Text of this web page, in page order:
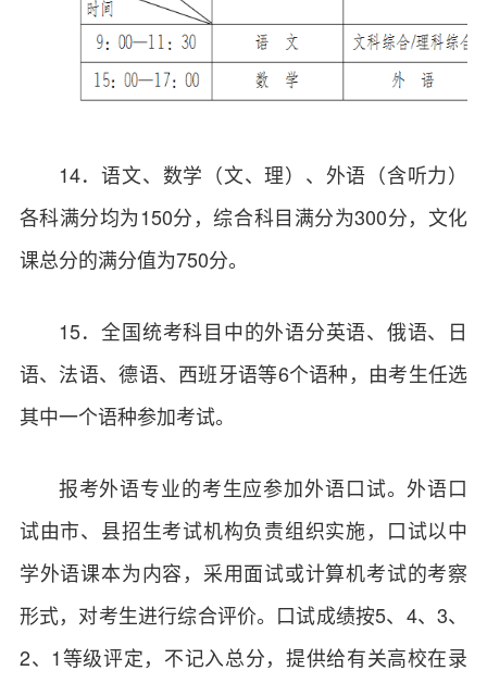
14．语文、数学（文、理）、外语（含听力）
各科满分均为150分，综合科目满分为300分，文化
课总分的满分值为750分。
15．全国统考科目中的外语分英语、俄语、日
语、法语、德语、西班牙语等6个语种，由考生任选
其中一个语种参加考试。
报考外语专业的考生应参加外语口试。外语口
试由市、县招生考试机构负责组织实施，口试以中
学外语课本为内容，采用面试或计算机考试的考察
形式，对考生进行综合评价。口试成绩按5、4、3、
2、1等级评定，不记入总分，提供给有关高校在录